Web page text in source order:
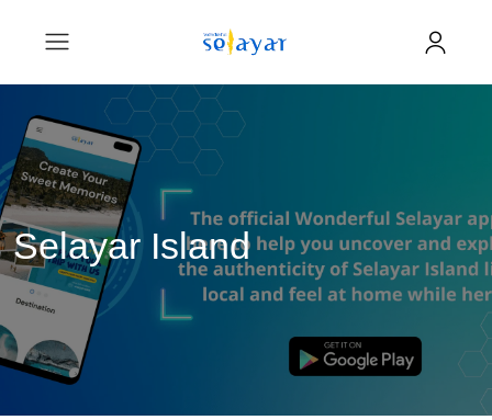
Selayar Island